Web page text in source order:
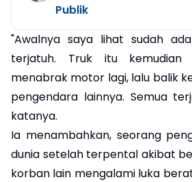
Publik
"Awalnya saya lihat sudah
terjatuh. Truk itu
menabrak motor lagi, lalu balik
pengendara lainnya. Semua
katanya.
Ia menambahkan, seorang
dunia setelah terpental akibat
korban lain mengalami luka